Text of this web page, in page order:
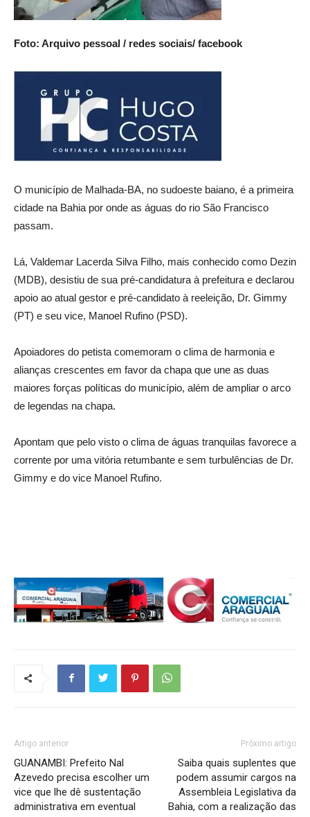
Foto: Arquivo pessoal / redes sociais/ facebook
O município de Malhada-BA, no sudoeste baiano, é a primeira
cidade na Bahia por onde as águas do rio São Francisco
passam.
Lá, Valdemar Lacerda Silva Filho, mais conhecido como Dezin
(MDB), desistiu de sua pré-candidatura à prefeitura e declarou
apoio ao atual gestor e pré-candidato à reeleição, Dr. Gimmy
(PT) e seu vice, Manoel Rufino (PSD).
Apoiadores do petista comemoram o clima de harmonia e
alianças crescentes em favor da chapa que une as duas
maiores forças políticas do município, além de ampliar o arco
de legendas na chapa.
Apontam que pelo visto o clima de águas tranquilas favorece a
corrente por uma vitória retumbante e sem turbulências de Dr.
Gimmy e do vice Manoel Rufino.
Artigo anterior
GUANAMBI: Prefeito Nal
Azevedo precisa escolher um
vice que lhe dê sustentação
administrativa em eventual
Próximo artigo
Saiba quais suplentes que
podem assumir cargos na
Assembleia Legislativa da
Bahia, com a realização das